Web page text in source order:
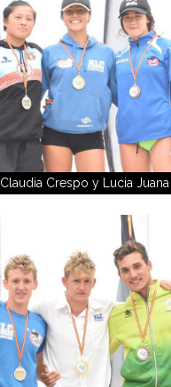
Claudia Crespo y Lucia Juana